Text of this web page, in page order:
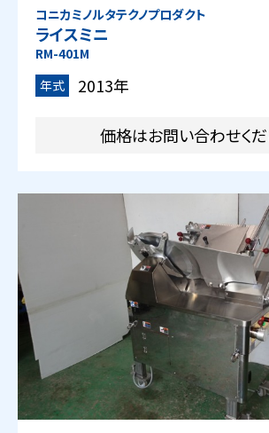
コニカミノルタテクノプロダクト
ライスミニ
RM-401M
年式
2013年
価格はお問い合わせく